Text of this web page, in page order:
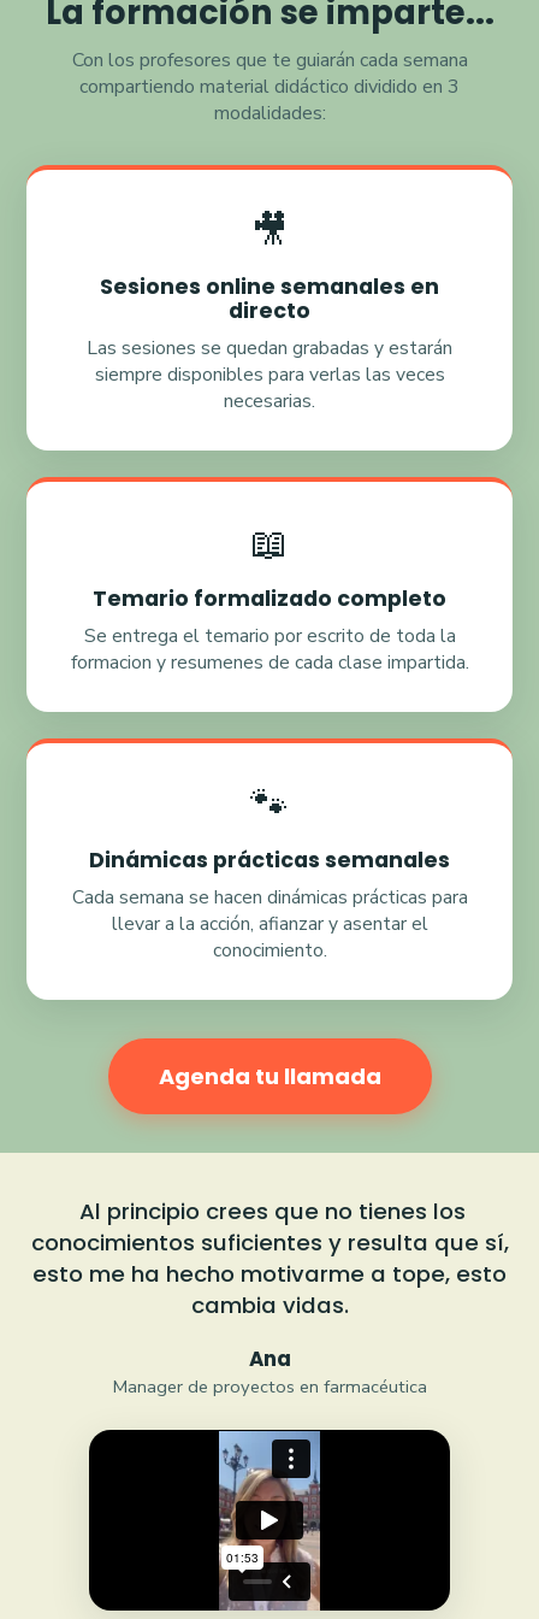
La formación se imparte...
Con los profesores que te guiarán cada semana
compartiendo material didáctico dividido en 3
modalidades:
🎥
Sesiones online semanales en
directo
Las sesiones se quedan grabadas y estarán
siempre disponibles para verlas las veces
necesarias.
📖
Temario formalizado completo
Se entrega el temario por escrito de toda la
formacion y resumenes de cada clase impartida.
🐾
Dinámicas prácticas semanales
Cada semana se hacen dinámicas prácticas para
llevar a la acción, afianzar y asentar el
conocimiento.
Agenda tu llamada
Al principio crees que no tienes los
conocimientos suficientes y resulta que sí,
esto me ha hecho motivarme a tope, esto
cambia vidas.
Ana
Manager de proyectos en farmacéutica